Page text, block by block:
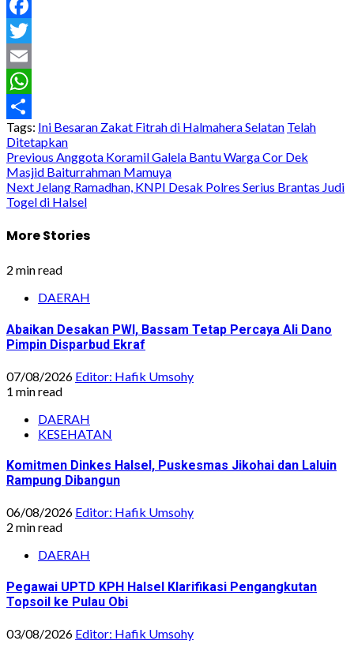
Facebook
Twitter
Email
WhatsApp
Share
Tags: Ini Besaran Zakat Fitrah di Halmahera Selatan Telah
Ditetapkan
Post
navigation
Previous Anggota Koramil Galela Bantu Warga Cor Dek
Masjid Baiturrahman Mamuya
Next Jelang Ramadhan, KNPI Desak Polres Serius Brantas Judi
Togel di Halsel
More Stories
2 min read
DAERAH
Abaikan Desakan PWI, Bassam Tetap Percaya Ali Dano
Pimpin Disparbud Ekraf
07/08/2026 Editor: Hafik Umsohy
1 min read
DAERAH
KESEHATAN
Komitmen Dinkes Halsel, Puskesmas Jikohai dan Laluin
Rampung Dibangun
06/08/2026 Editor: Hafik Umsohy
2 min read
DAERAH
Pegawai UPTD KPH Halsel Klarifikasi Pengangkutan
Topsoil ke Pulau Obi
03/08/2026 Editor: Hafik Umsohy